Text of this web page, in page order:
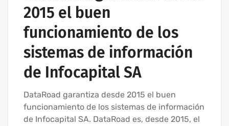
2015 el buen
funcionamiento de los
sistemas de información
de Infocapital SA
DataRoad garantiza desde 2015 el buen
funcionamiento de los sistemas de información
de Infocapital SA. DataRoad es, desde 2015, el